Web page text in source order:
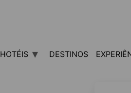
HOTÉIS DESTINOS